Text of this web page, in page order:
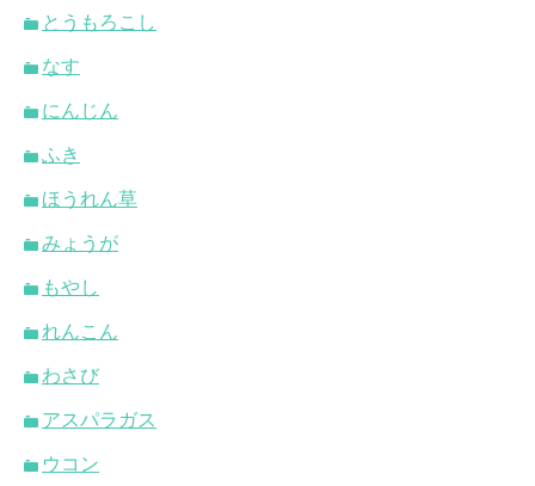
とうもろこし
なす
にんじん
ふき
ほうれん草
みょうが
もやし
れんこん
わさび
アスパラガス
ウコン